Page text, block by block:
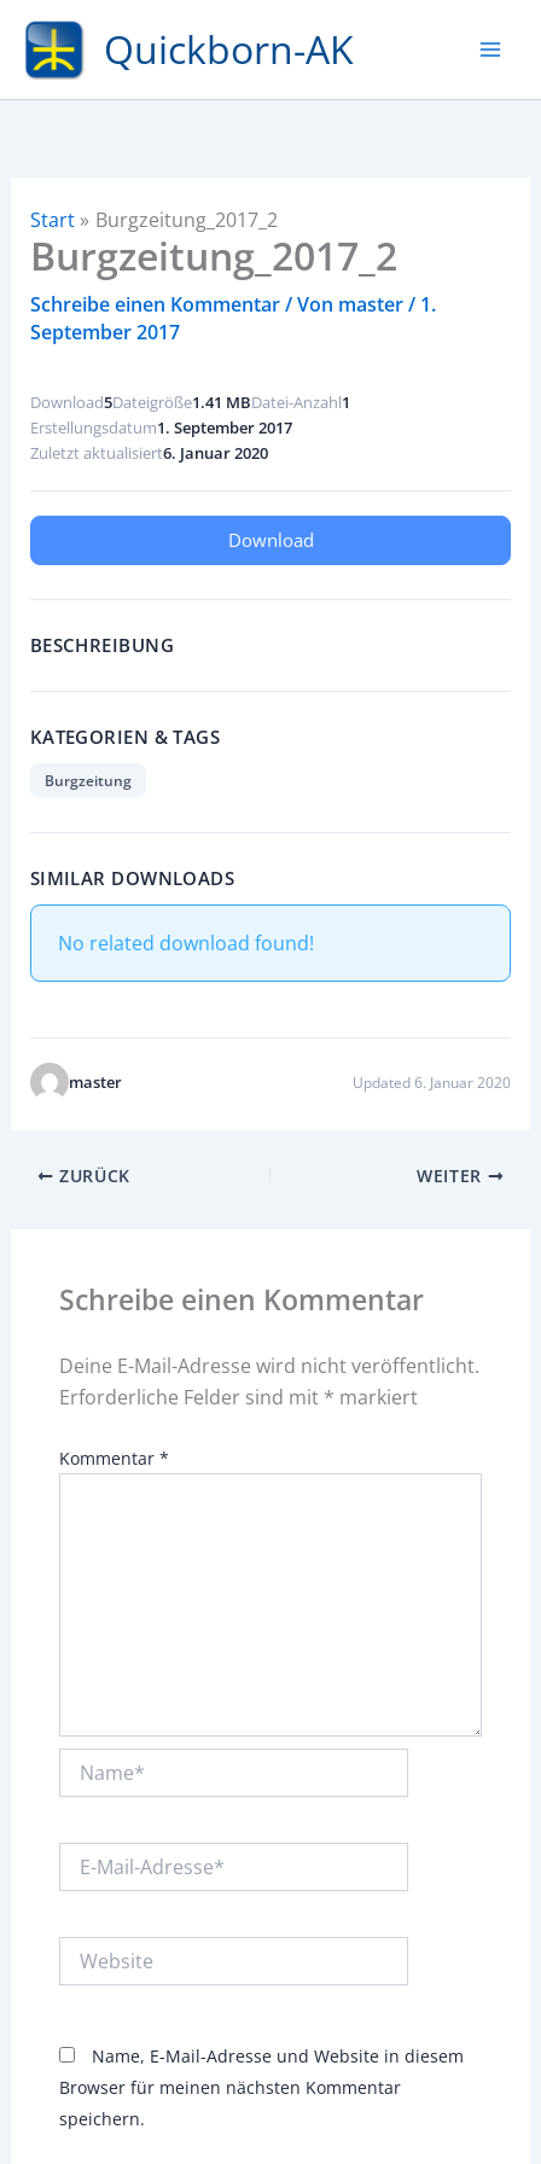
Zum
Inhalt
springen
Quickborn-AK
Start Burgzeitung_2017_2
Burgzeitung_2017_2
Schreibe einen Kommentar/ Von master/ 1.
September 2017
Download5Dateigröße1.41 MBDatei-Anzahl1
Erstellungsdatum1. September 2017
Zuletzt aktualisiert6. Januar 2020
Download
BESCHREIBUNG
KATEGORIEN & TAGS
Burgzeitung
SIMILAR DOWNLOADS
No related download found!
master Updated 6. Januar 2020
ZURÜCK WEITER
Schreibe einen Kommentar
Deine E-Mail-Adresse wird nicht veröffentlicht.
Erforderliche Felder sind mit * markiert
Kommentar *
Mail-
Name, E-Mail-Adresse und Website in diesem
Browser für meinen nächsten Kommentar
speichern.